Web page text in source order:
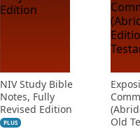
NIV Study Bible
Notes, Fully
Revised Edition
PLUS
Old